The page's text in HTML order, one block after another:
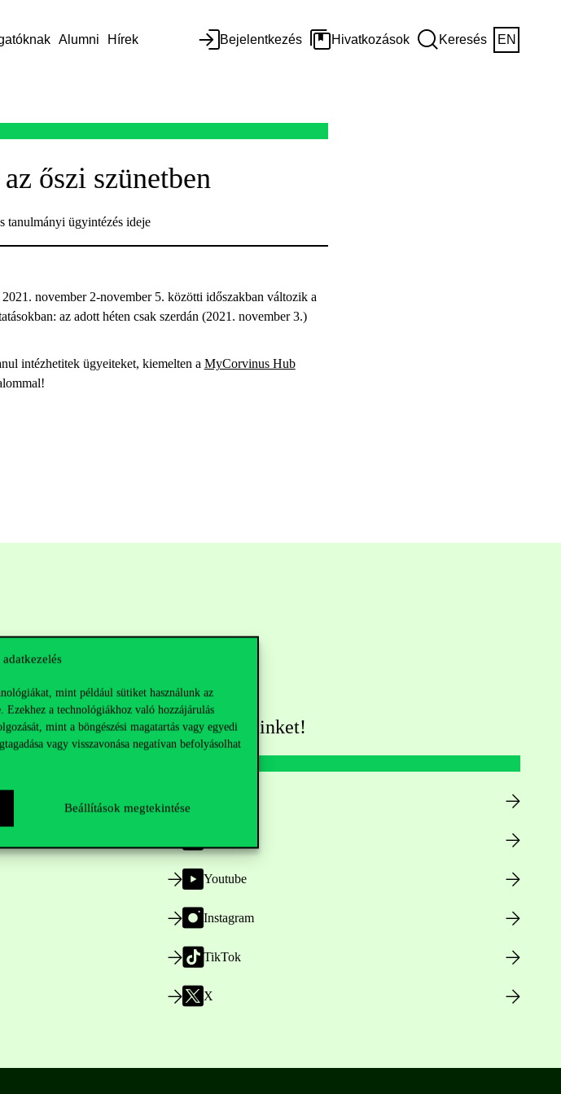
adatkezelés
mint például sütiket használunk az
Ezekhez a technológiákhoz való hozzájárulás
mint a böngészési magatartás vagy egyedi
vagy visszavonása negatívan befolyásolhat
Beállítások megtekintése
Alumni Hírek Bejelentkezés Hivatkozások Keresés EN
őszi szünetben
tanulmányi ügyintézés ideje
november 2-november 5. közötti időszakban változik a
az adott héten csak szerdán (2021. november 3.)
intézhetitek ügyeiteket, kiemelten a MyCorvinus Hub
Kövess minket!
Youtube
Instagram
TikTok
X